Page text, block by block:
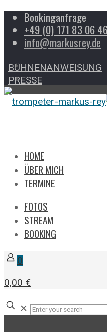
Bookinganfrage
+49 (0) 171 83 06
info@markusrey.de
BÜHNENANWEISUNG
PRESSE
HOME
ÜBER MICH
TERMINE
FOTOS
STREAM
BOOKING
0
0,00 €
✕